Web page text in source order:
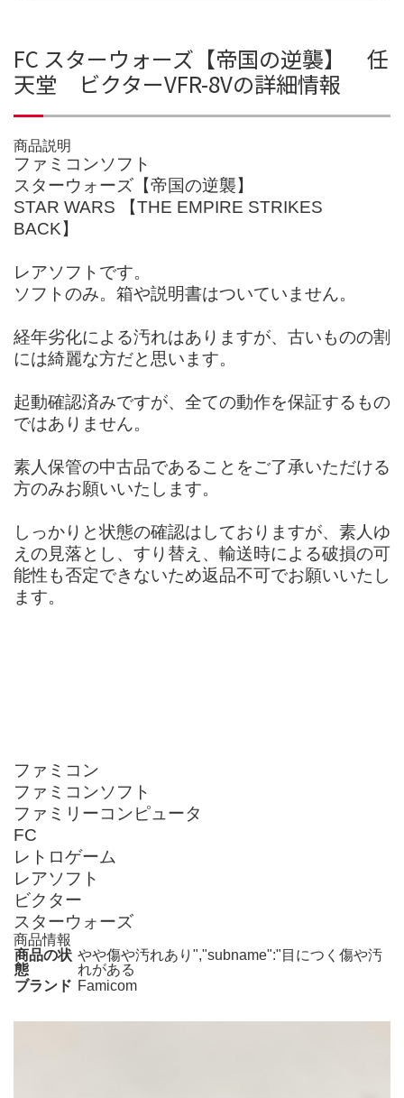
FC スターウォーズ【帝国の逆襲】 任
天堂 ビクターVFR-8Vの詳細情報
商品説明
ファミコンソフト
スターウォーズ【帝国の逆襲】
STAR WARS 【THE EMPIRE STRIKES
BACK】
レアソフトです。
ソフトのみ。箱や説明書はついていません。
経年劣化による汚れはありますが、古いものの割
には綺麗な方だと思います。
起動確認済みですが、全ての動作を保証するもの
ではありません。
素人保管の中古品であることをご了承いただける
方のみお願いいたします。
しっかりと状態の確認はしておりますが、素人ゆ
えの見落とし、すり替え、輸送時による破損の可
能性も否定できないため返品不可でお願いいたし
ます。
ファミコン
ファミコンソフト
ファミリーコンピュータ
FC
レトロゲーム
レアソフト
ビクター
スターウォーズ
商品情報
商品の状
態
やや傷や汚れあり","subname":"目につく傷や汚
れがある
ブランド Famicom